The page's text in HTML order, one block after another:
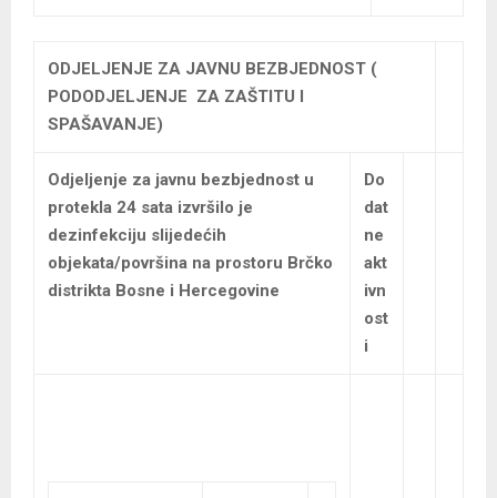
ODJELJENJE ZA JAVNU BEZBJEDNOST (
PODODJELJENJE ZA ZAŠTITU I
SPAŠAVANJE)
Odjeljenje za javnu bezbjednost u
protekla 24 sata izvršilo je
dezinfekciju slijedećih
objekata/površina na prostoru Brčko
distrikta Bosne i Hercegovine
Do
dat
ne
akt
ivn
ost
i